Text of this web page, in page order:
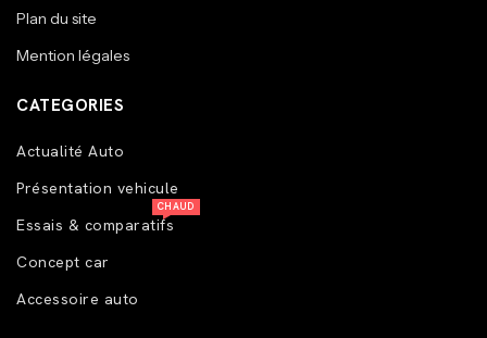
Plan du site
Mention légales
CATEGORIES
Actualité Auto
Présentation vehicule
Essais & comparatifs
CHAUD
Concept car
Accessoire auto